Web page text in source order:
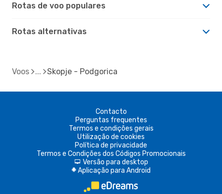
Rotas de voo populares
Rotas alternativas
Voos Skopje - Podgorica
Contacto
Perguntas frequentes
Termos e condições gerais
Utilização de cookies
Política de privacidade
Termos e Condições dos Códigos Promocionais
d Versão para desktop
A Aplicação para Android